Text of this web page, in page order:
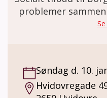
problemer
Søndag d. 10.
Hvidovregade